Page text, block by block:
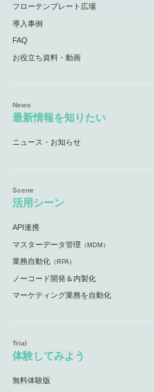
フローテンプレート広場
導入事例
FAQ
お役立ち資料・動画
最新情報を知りたい
ニュース・お知らせ
活用シーン
API連携
マスターデータ管理 （MDM）
業務自動化（RPA）
ノーコード開発＆内製化
マーケティング業務を自動化
体験してみよう
無料体験版